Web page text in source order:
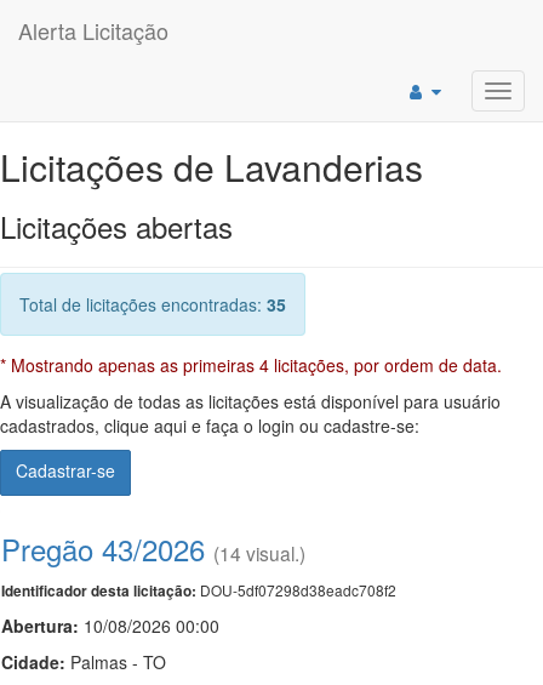
Alerta Licitação
Licitações de Lavanderias
Licitações abertas
Total de licitações encontradas: 35
* Mostrando apenas as primeiras 4 licitações, por ordem de data.
A visualização de todas as licitações está disponível para usuário
cadastrados, clique aqui e faça o login ou cadastre-se:
Cadastrar-se
Pregão 43/2026 (14 visual.)
Identificador desta licitação: DOU-5df07298d38eadc708f2
Abertura: 10/08/2026 00:00
Cidade: Palmas - TO